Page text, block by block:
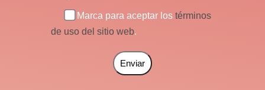
Marca para aceptar los términos
de uso del sitio web.